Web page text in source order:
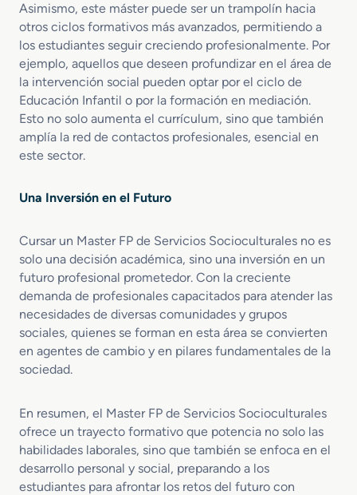
Asimismo, este máster puede ser un trampolín hacia
otros ciclos formativos más avanzados, permitiendo a
los estudiantes seguir creciendo profesionalmente. Por
ejemplo, aquellos que deseen profundizar en el área de
la intervención social pueden optar por el ciclo de
Educación Infantil o por la formación en mediación.
Esto no solo aumenta el currículum, sino que también
amplía la red de contactos profesionales, esencial en
este sector.
Una Inversión en el Futuro
Cursar un Master FP de Servicios Socioculturales no es
solo una decisión académica, sino una inversión en un
futuro profesional prometedor. Con la creciente
demanda de profesionales capacitados para atender las
necesidades de diversas comunidades y grupos
sociales, quienes se forman en esta área se convierten
en agentes de cambio y en pilares fundamentales de la
sociedad.
En resumen, el Master FP de Servicios Socioculturales
ofrece un trayecto formativo que potencia no solo las
habilidades laborales, sino que también se enfoca en el
desarrollo personal y social, preparando a los
estudiantes para afrontar los retos del futuro con